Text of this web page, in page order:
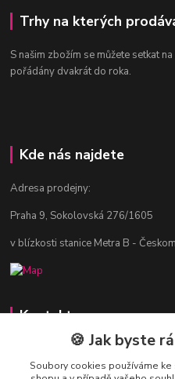
Trhy na kterých
S našim zbožím se můžete setkat
pořádány dvakrát do roka.
Kde nás najdete
Adresa prodejny:
Praha 9, Sokolovská 276/1605
v blízkosti stanice Metra B -
Kontakty
Jitka Vlasáková
281 916 793
🍪 Jak byste
Soubory cookies používáme